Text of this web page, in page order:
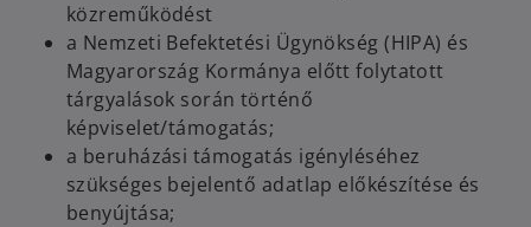
közreműködést
a Nemzeti Befektetési Ügynökség (HIPA) és
Magyarország Kormánya előtt folytatott
tárgyalások során történő
képviselet/támogatás;
a beruházási támogatás igényléséhez
szükséges bejelentő adatlap előkészítése és
benyújtása;